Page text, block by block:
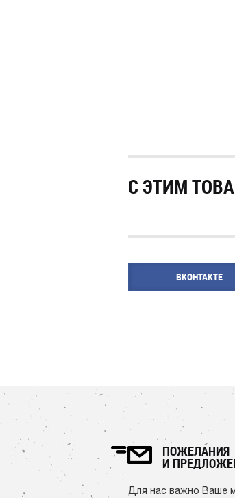
С ЭТИМ
ВКОНТАКТЕ
ПОЖЕЛАНИЯ
И
Для нас важно Ваше